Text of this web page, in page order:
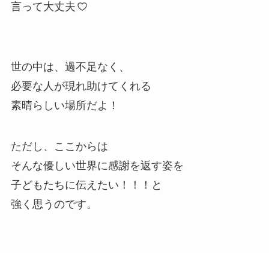
言って大丈夫
世の中は、過不足なく、
必要な人が現れ助けてくれる
素晴らしい場所だよ！
ただし、ここからは
そんな優しい世界に感謝を返す姿を
子どもたちに伝えたい！！！と
強く思うのです。